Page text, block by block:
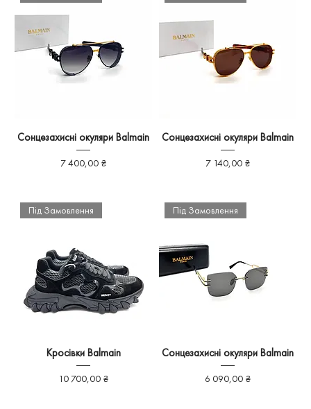
Сонцезахисні окуляри Balmain
Ціна
7 400,00 ₴
Сонцезахисні окуляри Balmain
Ціна
7 140,00 ₴
Під Замовлення
Кросівки Balmain
Ціна
10 700,00 ₴
Під Замовлення
Сонцезахисні окуляри Balmain
Ціна
6 090,00 ₴